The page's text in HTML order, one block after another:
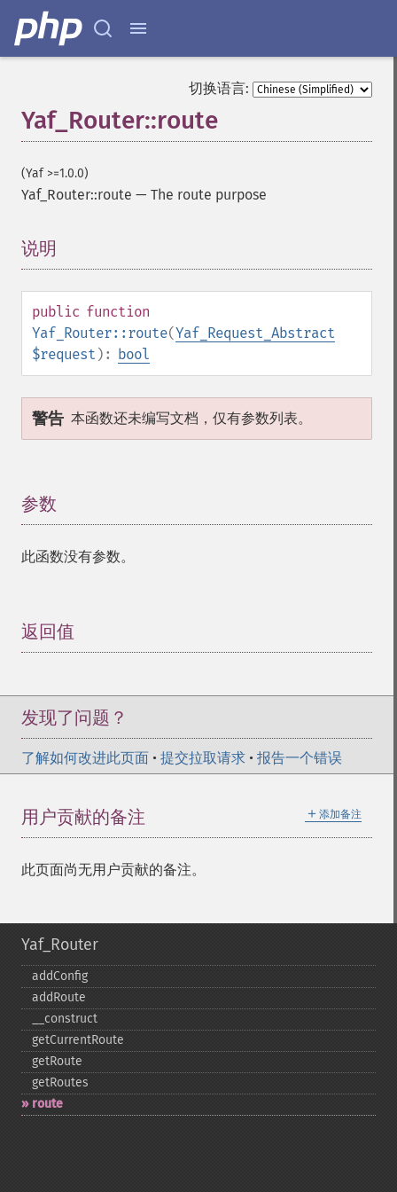
切换语言:
Yaf_Router::route
(Yaf >=1.0.0)
Yaf_Router::route — The route purpose
说明
public function
Yaf_Router::route(Yaf_Request_Abstract
$request ): bool
警告 本函数还未编写文档，仅有参数列表。
参数
此函数没有参数。
返回值
发现了问题？
了解如何改进此页面 • 提交拉取请求 • 报告一个错误
＋ 添加备注
用户贡献的备注
此页面尚无用户贡献的备注。
Yaf_Router
addConfig
addRoute
_​_​construct
getCurrentRoute
getRoute
getRoutes
route